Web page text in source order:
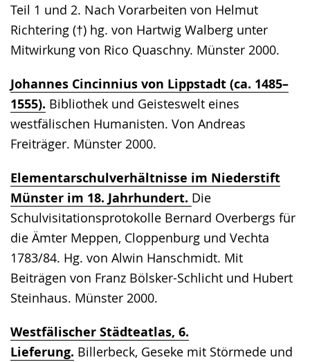
Teil 1 und 2. Nach Vorarbeiten von Helmut
Richtering (†) hg. von Hartwig Walberg unter
Mitwirkung von Rico Quaschny. Münster 2000.
Johannes Cincinnius von Lippstadt (ca. 1485–
1555). Bibliothek und Geisteswelt eines
westfälischen Humanisten. Von Andreas
Freiträger. Münster 2000.
Elementarschulverhältnisse im Niederstift
Münster im 18. Jahrhundert. Die
Schulvisitationsprotokolle Bernard Overbergs für
die Ämter Meppen, Cloppenburg und Vechta
1783/84. Hg. von Alwin Hanschmidt. Mit
Beiträgen von Franz Bölsker-Schlicht und Hubert
Steinhaus. Münster 2000.
Westfälischer Städteatlas, 6.
Lieferung. Billerbeck, Geseke mit Störmede und